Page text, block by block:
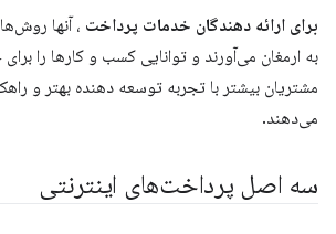
برای ارائه دهندگان خدمات پرداخت ، آنها
به ارمغان می‌آورند و توانایی کسب و کارها را
مشتریان بیشتر با تجربه توسعه دهنده بهتر و
می‌دهند.
سه اصل پرداخت‌های اینترنتی